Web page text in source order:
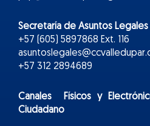
Secretaría de Asuntos
+57 (605) 5897868 Ext. 116
+57 312 2894689
Canales Físicos yElectr
Ciudadano